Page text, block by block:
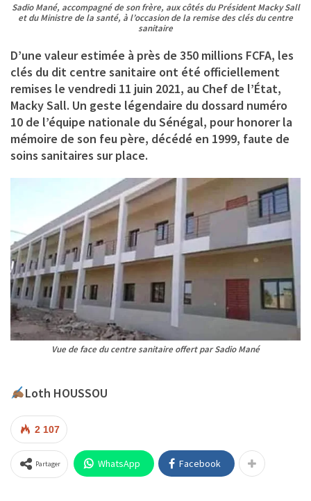
Sadio Mané, accompagné de son frère, aux côtés du Président Macky Sall
et du Ministre de la santé, à l’occasion de la remise des clés du centre
sanitaire
D’une valeur estimée à près de 350 millions FCFA, les
clés du dit centre sanitaire ont été officiellement
remises le vendredi 11 juin 2021, au Chef de l’État,
Macky Sall. Un geste légendaire du dossard numéro
10 de l’équipe nationale du Sénégal, pour honorer la
mémoire de son feu père, décédé en 1999, faute de
soins sanitaires sur place.
Vue de face du centre sanitaire offert par Sadio Mané
Loth HOUSSOU
2 107
Partager WhatsApp Facebook